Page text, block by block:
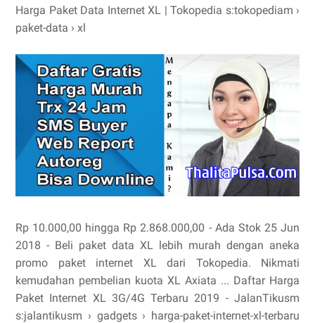
Harga Paket Data Internet XL | Tokopedia s:tokopediam ›
paket-data › xl
Rp 10.000,00 hingga Rp 2.868.000,00 - ‎Ada Stok 25 Jun
2018 - Beli paket data XL lebih murah dengan aneka
promo paket internet XL dari Tokopedia. Nikmati
kemudahan pembelian kuota XL Axiata ... Daftar Harga
Paket Internet XL 3G/4G Terbaru 2019 - JalanTikusm
s:jalantikusm › gadgets › harga-paket-internet-xl-terbaru